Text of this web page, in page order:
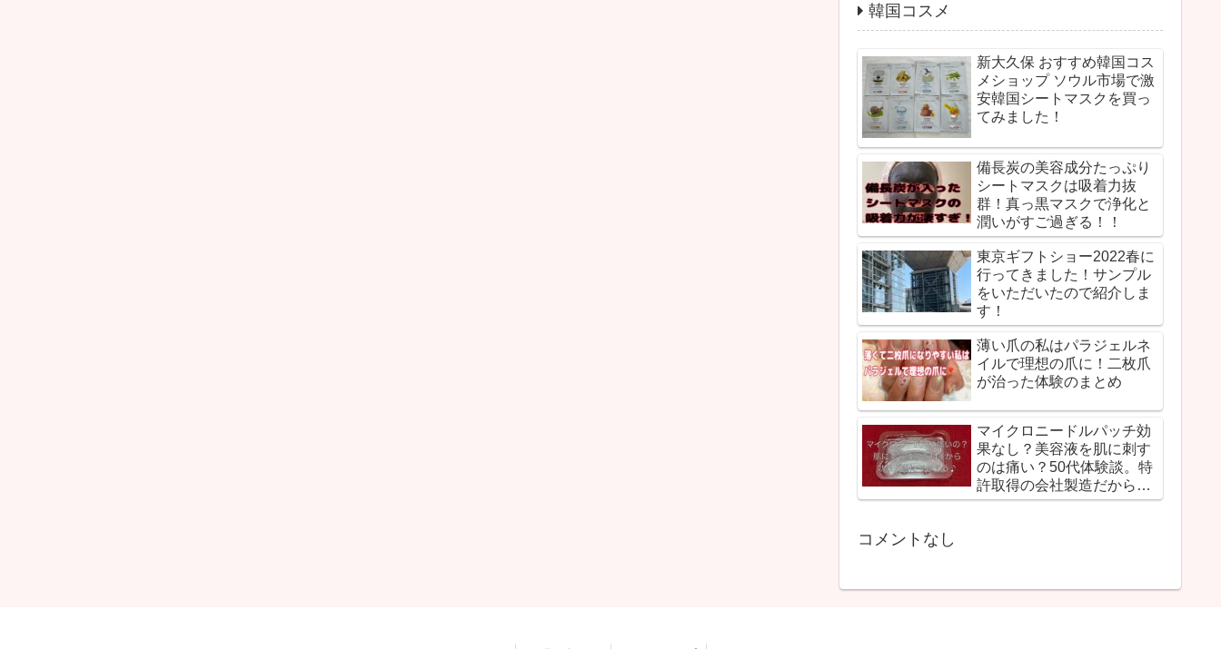
韓国コスメ
新大久保 おすすめ韓国コス
メショップ ソウル市場で激
安韓国シートマスクを買っ
てみました！
備長炭の美容成分たっぷり
シートマスクは吸着力抜
群！真っ黒マスクで浄化と
潤いがすご過ぎる！！
東京ギフトショー2022春に
行ってきました！サンプル
をいただいたので紹介しま
す！
薄い爪の私はパラジェルネ
イルで理想の爪に！二枚爪
が治った体験のまとめ
マイクロニードルパッチ効
果なし？美容液を肌に刺す
のは痛い？50代体験談。特
許取得の会社製造だから安
心！
コメントなし